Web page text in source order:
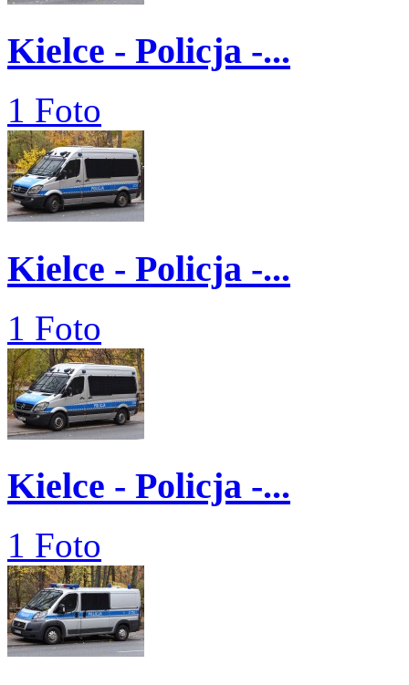
Kielce - Policja -...
1 Foto
Kielce - Policja -...
1 Foto
Kielce - Policja -...
1 Foto